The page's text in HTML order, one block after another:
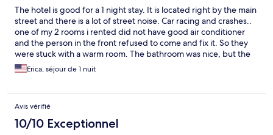
The hotel is good for a 1 night stay. It is located right by the main
street and there is a lot of street noise. Car racing and crashes..
one of my 2 rooms i rented did not have good air conditioner
and the person in the front refused to come and fix it. So they
were stuck with a warm room. The bathroom was nice, but the
shower has no door just a window door on one side. Other than
that. It was ok
Erica, séjour de 1 nuit
Avis vérifié
10/10 Exceptionnel